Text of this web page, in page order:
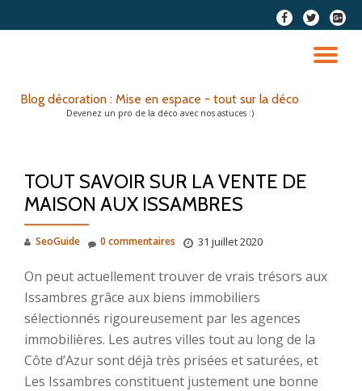
fa-
facebook
fa-
twitter
fa-
plus-
Blog décoration : Mise en espace - tout sur la déco
Devenez un pro de la déco avec nos astuces :)
TOUT SAVOIR SUR LA VENTE DE
MAISON AUX ISSAMBRES
SeoGuide 31 juillet 2020
0 commentaires
On peut actuellement trouver de vrais trésors aux
Issambres grâce aux biens immobiliers
sélectionnés rigoureusement par les agences
immobilières. Les autres villes tout au long de la
Côte d’Azur sont déjà très prisées et saturées, et
Les Issambres constituent justement une bonne